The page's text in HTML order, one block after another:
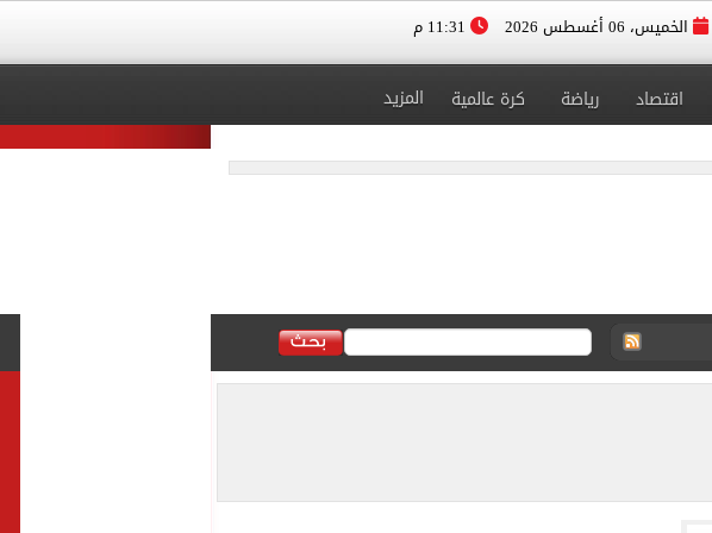
الخميس، 06 أغسطس 2026
اقتصاد رياضة كرة عالمية المزيد